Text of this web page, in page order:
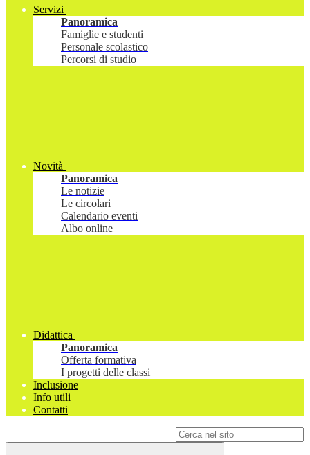
Servizi
Panoramica
Famiglie e studenti
Personale scolastico
Percorsi di studio
Novità
Panoramica
Le notizie
Le circolari
Calendario eventi
Albo online
Didattica
Panoramica
Offerta formativa
I progetti delle classi
Inclusione
Info utili
Contatti